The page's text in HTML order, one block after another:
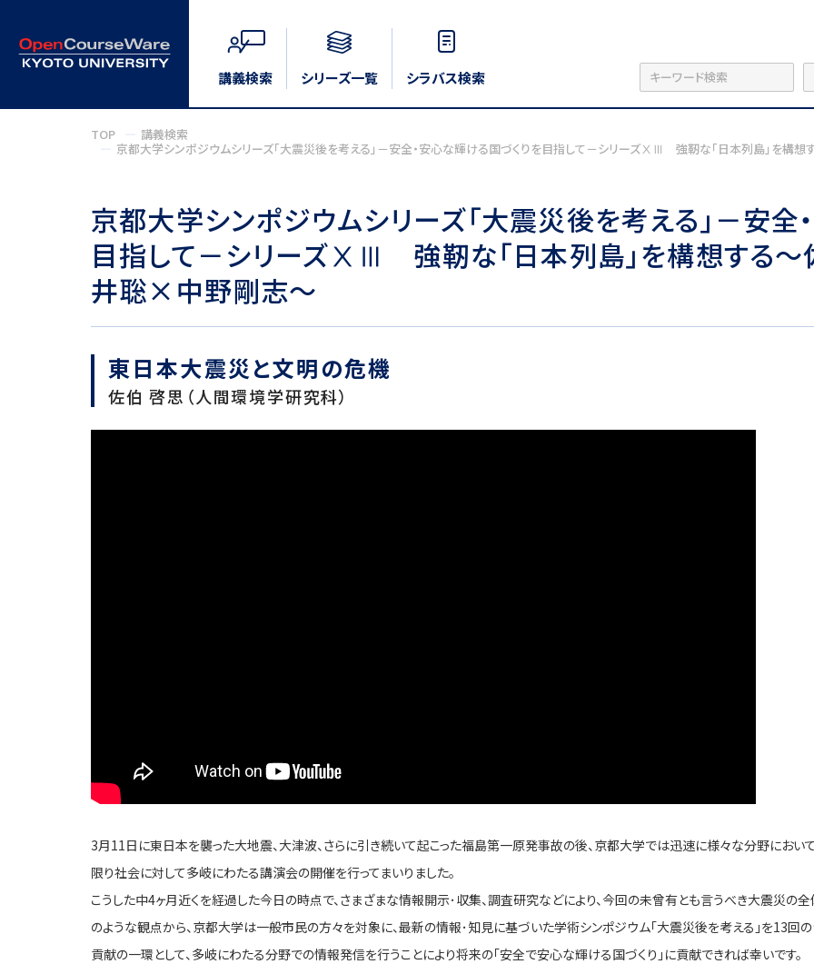
講義検索 シリーズ一覧 シラバス検索
TOP
講義検索
京都大学シンポジウムシリーズ「大震災後を考える」－安全・安心な輝ける国づくりを目指して－シリーズⅩⅢ 強靭な「日本列島」を
京都大学シンポジウムシリーズ「大震災後を考える」－安全
目指して－シリーズⅩⅢ 強靭な「日本列島」を構想する
井聡×中野剛志～
東日本大震災と文明の危機
佐伯 啓思（人間環境学研究科）
3月11日に東日本を襲った大地震、大津波、さらに引き続いて起こった福島第一原発事故の後、京都大学では迅速に様々な分野におい
限り社会に対して多岐にわたる講演会の開催を行ってまいりました。
こうした中4ヶ月近くを経過した今日の時点で、さまざまな情報開示･収集、調査研究などにより、今回の未曾有とも言うべき大震災の全
のような観点から、京都大学は一般市民の方々を対象に、最新の情報･知見に基づいた学術シンポジウム「大震災後を考える」を13回の
貢献の一環として、多岐にわたる分野での情報発信を行うことにより将来の「安全で安心な輝ける国づくり」に貢献できれば幸いです。